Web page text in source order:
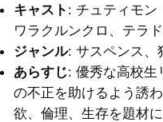
キャスト : チュティモン
ワラクルンクロ、テラ
ジャンル: サスペンス、
あらすじ: 優秀な高校生
の不正を助けるよう誘
欲、倫理、生存を題材